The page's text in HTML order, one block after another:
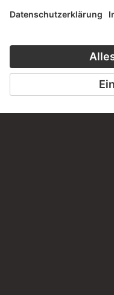
diesem Werk?
SCHREIBEN SIE UNS